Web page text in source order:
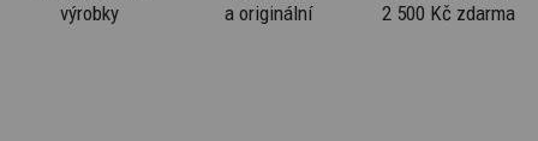
výrobky
a originální
2 500 Kč zdarma